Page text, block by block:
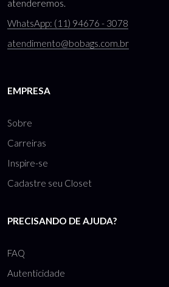
atenderemos.
WhatsApp: (11) 94676 - 3078
atendimento@bobags.com.br
EMPRESA
Sobre
Carreiras
Inspire-se
Cadastre seu Closet
PRECISANDO DE AJUDA?
FAQ
Autenticidade